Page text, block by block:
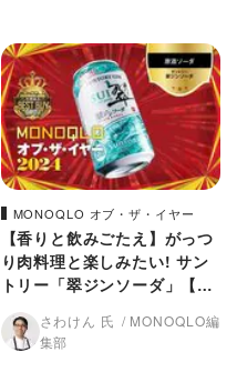
MONOQLO オブ・ザ・イヤー
【香りと飲みごたえ】がっつ
り肉料理と楽しみたい! サン
トリー「翠ジンソーダ」【M
ONOQLO 2024年ベストバ
イ】
さわけん 氏
MONOQLO編
集部